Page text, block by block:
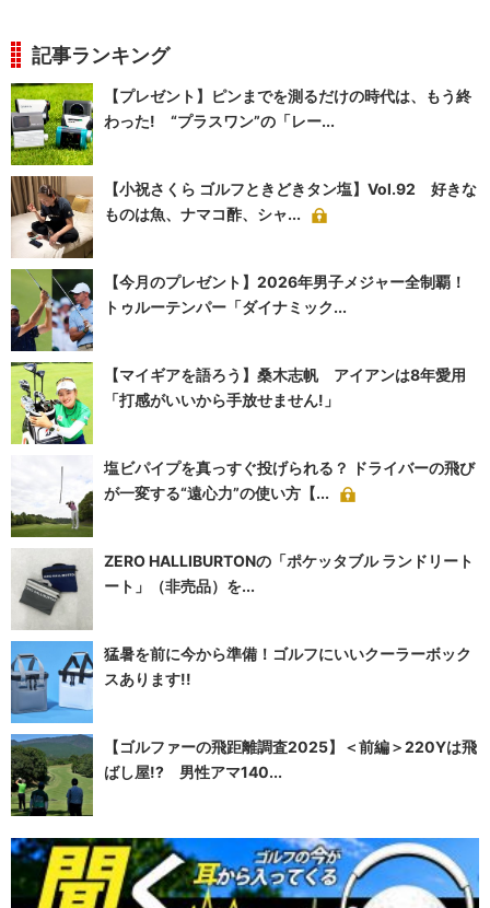
記事ランキング
【プレゼント】ピンまでを測るだけの時代は、もう終
わった! “プラスワン”の「レー...
【小祝さくら ゴルフときどきタン塩】Vol.92 好きな
ものは魚、ナマコ酢、シャ...
【今月のプレゼント】2026年男子メジャー全制覇！
トゥルーテンパー「ダイナミック...
【マイギアを語ろう】桑木志帆 アイアンは8年愛用
「打感がいいから手放せません!」
塩ビパイプを真っすぐ投げられる？ ドライバーの飛び
が一変する“遠心力”の使い方【...
ZERO HALLIBURTONの「ポケッタブル ランドリート
ート」（非売品）を...
猛暑を前に今から準備！ゴルフにいいクーラーボック
スあります!!
【ゴルファーの飛距離調査2025】＜前編＞220Yは飛
ばし屋!? 男性アマ140...